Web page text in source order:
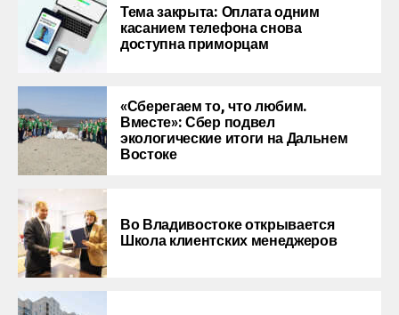
Тема закрыта: Оплата одним
касанием телефона снова
доступна приморцам
«Сберегаем то, что любим.
Вместе»: Сбер подвел
экологические итоги на Дальнем
Востоке
Во Владивостоке открывается
Школа клиентских менеджеров